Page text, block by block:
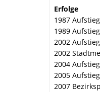
Erfolge
1987
1989
2002
2002
2004
2005
2007